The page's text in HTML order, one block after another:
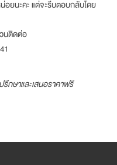
อยนะคะ แต่จะรีบตอบกลับโดย
นติดต่อ
รึกษาและเสนอราคาฟรี